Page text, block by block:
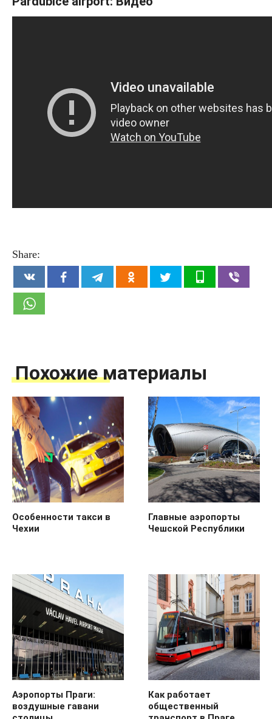
Share:
Похожие материалы
Особенности такси в
Чехии
Главные аэропорты
Чешской Республики
Аэропорты Праги:
воздушные гавани
Как работает
общественный